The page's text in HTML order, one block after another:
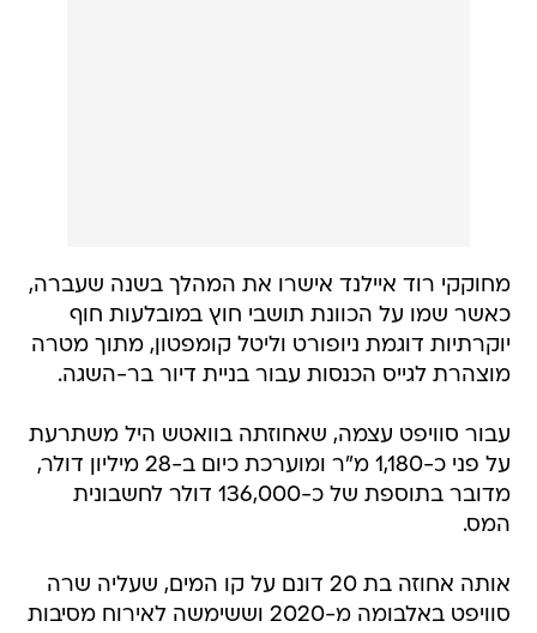
מחוקקי רוד איילנד אישרו את המהלך בשנה שעברה,
כאשר שמו על הכוונת תושבי חוץ במובלעות חוף
יוקרתיות דוגמת ניופורט וליטל קומפטון, מתוך מטרה
מוצהרת לגייס הכנסות עבור בניית דיור בר-השגה.
עבור סוויפט עצמה, שאחוזתה בוואטש היל משתרעת
על פני כ-1,180 מ"ר ומוערכת כיום ב-28 מיליון דולר,
מדובר בתוספת של כ-136,000 דולר לחשבונית
המס.
אותה אחוזה בת 20 דונם על קו המים, שעליה שרה
סוויפט באלבומה מ-2020 וששימשה לאירוח מסיבות